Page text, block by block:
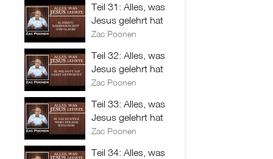
Teil 31: Alles, was
Jesus gelehrt hat
Zac Poonen
Teil 32: Alles, was
Jesus gelehrt hat
Zac Poonen
Teil 33: Alles, was
Jesus gelehrt hat
Zac Poonen
Teil 34: Alles, was